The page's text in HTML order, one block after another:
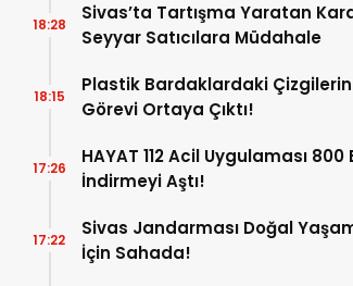
Sivas’ta Tartışma Yaratan
Seyyar Satıcılara Müdahale
18:28
Plastik Bardaklardaki Çizgilerin
Görevi Ortaya Çıktı!
18:15
HAYAT 112 Acil Uygulaması 800
İndirmeyi Aştı!
17:26
Sivas Jandarması Doğal
İçin Sahada!
17:22